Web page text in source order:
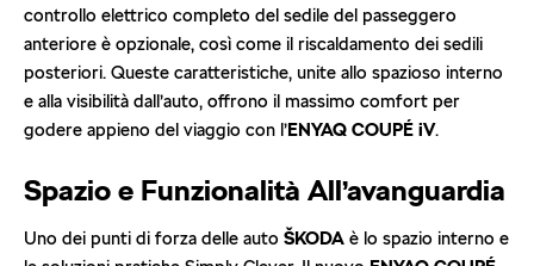
controllo elettrico completo del sedile del passeggero
anteriore è opzionale, così come il riscaldamento dei sedili
posteriori. Queste caratteristiche, unite allo spazioso interno
e alla visibilità dall’auto, offrono il massimo comfort per
godere appieno del viaggio con l’ENYAQ COUPÉ iV.
Spazio e Funzionalità All’avanguardia
Uno dei punti di forza delle auto ŠKODA è lo spazio interno e